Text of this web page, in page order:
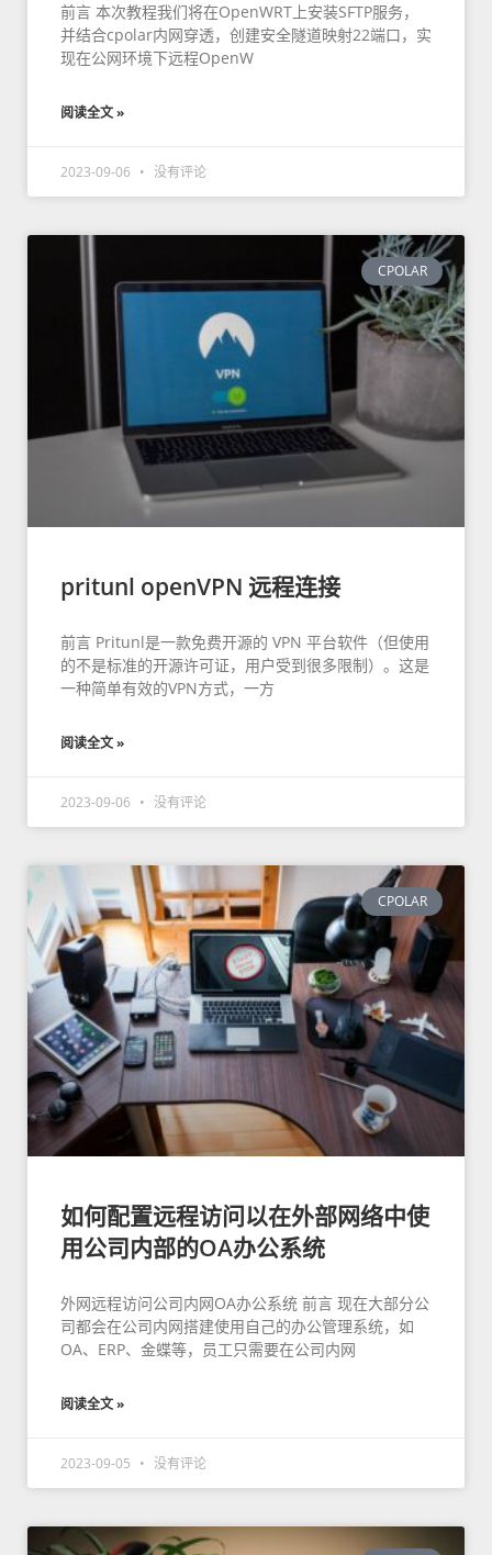
前言 本次教程我们将在OpenWRT上安装SFTP服务，
并结合cpolar内网穿透，创建安全隧道映射22端口，实
现在公网环境下远程OpenW
阅读全文 »
2023-09-06 没有评论
CPOLAR
pritunl openVPN 远程连接
前言 Pritunl是一款免费开源的 VPN 平台软件（但使用
的不是标准的开源许可证，用户受到很多限制）。这是
一种简单有效的VPN方式，一方
阅读全文 »
2023-09-06 没有评论
CPOLAR
如何配置远程访问以在外部网络中使
用公司内部的OA办公系统
外网远程访问公司内网OA办公系统 前言 现在大部分公
司都会在公司内网搭建使用自己的办公管理系统，如
OA、ERP、金蝶等，员工只需要在公司内网
阅读全文 »
2023-09-05 没有评论